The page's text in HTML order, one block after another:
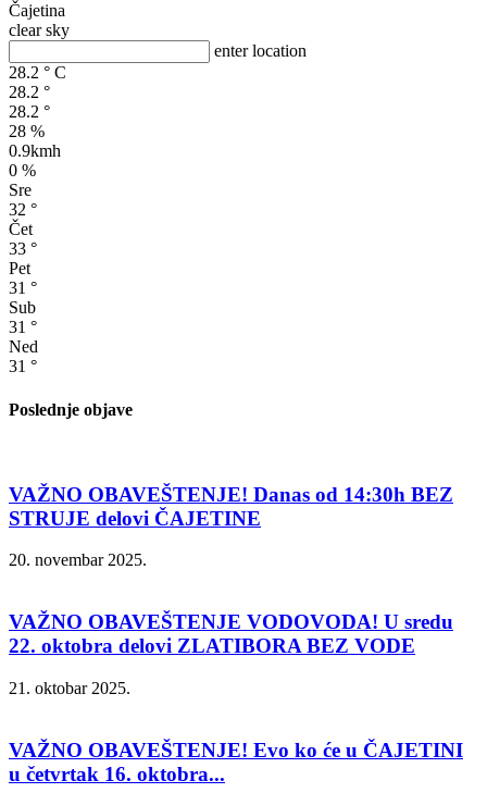
Čajetina
clear sky
enter location
28.2 ° C
28.2 °
28.2 °
28 %
0.9kmh
0 %
Sre
32 °
Čet
33 °
Pet
31 °
Sub
31 °
Ned
31 °
Poslednje objave
VAŽNO OBAVEŠTENJE! Danas od 14:30h BEZ
STRUJE delovi ČAJETINE
20. novembar 2025.
VAŽNO OBAVEŠTENJE VODOVODA! U sredu
22. oktobra delovi ZLATIBORA BEZ VODE
21. oktobar 2025.
VAŽNO OBAVEŠTENJE! Evo ko će u ČAJETINI
u četvrtak 16. oktobra...